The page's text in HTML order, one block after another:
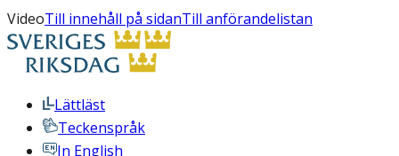
VideoTill innehåll på sidanTill anförandelistan
Lättläst
Teckenspråk
In English